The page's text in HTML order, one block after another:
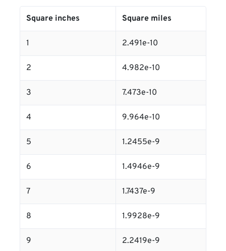
Square inches Square miles
1 2.491e-10
2 4.982e-10
3 7.473e-10
4 9.964e-10
5 1.2455e-9
6 1.4946e-9
7 1.7437e-9
8 1.9928e-9
9 2.2419e-9